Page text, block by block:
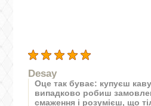
Desay
Оце так буває: купуєш
випадково робиш
смаження і розумієш, що